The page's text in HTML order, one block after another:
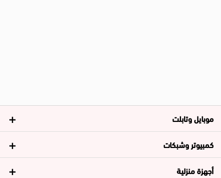
موبايل وتابلت
كمبيوتر وشبكات
أجهزة منزلية